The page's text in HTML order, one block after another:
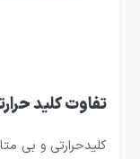
تفاوت کلید
کلیدحرارتی و بی